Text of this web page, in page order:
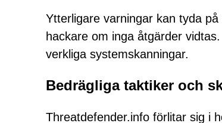
Ytterligare varningar kan tyda
hackare om inga åtgärder
verkliga systemskanningar.
Bedrägliga taktiker och
Threatdefender.info förlitar sig i